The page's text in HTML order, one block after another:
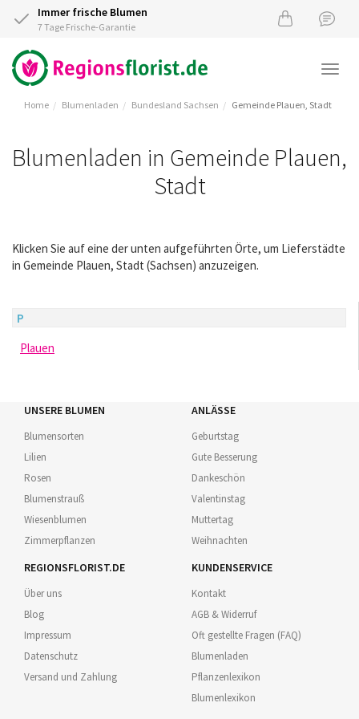
Immer frische Blumen
7 Tage Frische-Garantie
Home Blumenladen Bundesland Sachsen Gemeinde Plauen, Stadt
Blumenladen in Gemeinde Plauen,
Stadt
Klicken Sie auf eine der unten aufgeführten Örte, um Lieferstädte
in Gemeinde Plauen, Stadt (Sachsen) anzuzeigen.
P
Plauen
UNSERE BLUMEN
Blumensorten
Lilien
Rosen
Blumenstrauß
Wiesenblumen
Zimmerpflanzen
ANLÄSSE
Geburtstag
Gute Besserung
Dankeschön
Valentinstag
Muttertag
Weihnachten
REGIONSFLORIST.DE
Über uns
Blog
Impressum
Datenschutz
Versand und Zahlung
KUNDENSERVICE
Kontakt
AGB & Widerruf
Oft gestellte Fragen (FAQ)
Blumenladen
Pflanzenlexikon
Blumenlexikon